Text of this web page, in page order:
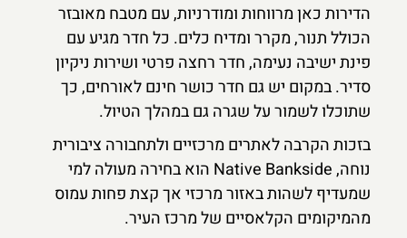
הדירות כאן מרווחות ומודרניות, עם מטבח מאובזר
הכולל תנור, מקרר ומדיח כלים. כל חדר מגיע עם
פינת ישיבה נעימה, חדר רחצה פרטי ושירות ניקיון
סדיר. במקום יש גם חדר כושר חינם לאורחים, כך
שתוכלו לשמור על שגרה גם במהלך הטיול.
בזכות הקרבה לאתרים מרכזיים ולתחבורה ציבורית
נוחה, Native Bankside הוא בחירה מעולה למי
שמעדיף לשהות באזור מרכזי אך קצת פחות עמוס
מהמיקומים הקלאסיים של מרכז העיר.